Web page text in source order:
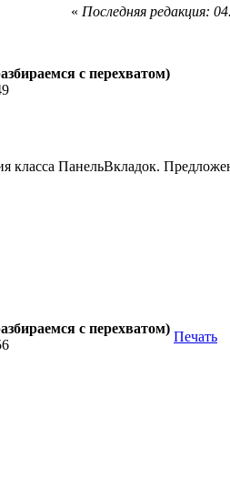
« Последняя редакция:
с перехватом)
класса ПанельВкладок.
с перехватом)
Печать